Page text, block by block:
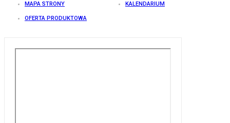
MAPA STRONY KALENDARIUM
OFERTA PRODUKTOWA